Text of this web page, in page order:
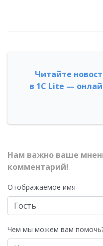
Читайте
в 1С Lite —
Нам важно ваше
комментарий!
Отображаемое имя
Чем мы можем вам